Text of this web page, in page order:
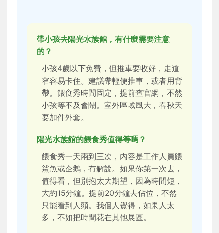
帶小孩去陽光水族館，有什麼需要注意
的？
小孩4歲以下免費，但推車要收好，走道
窄容易卡住。建議帶輕便推車，或者用背
帶。餵食秀時間固定，提前查官網，不然
小孩等不及會鬧。室外區域風大，春秋天
要加件外套。
陽光水族館的餵食秀值得等嗎？
餵食秀一天兩到三次，內容是工作人員餵
鯊魚或企鵝，有解說。如果你第一次去，
值得看，但別抱太大期望，因為時間短，
大約15分鐘。提前20分鐘去佔位，不然
只能看到人頭。我個人覺得，如果人太
多，不如把時間花在其他展區。